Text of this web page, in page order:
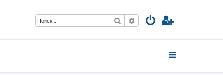
Поиск Расширенный поиск